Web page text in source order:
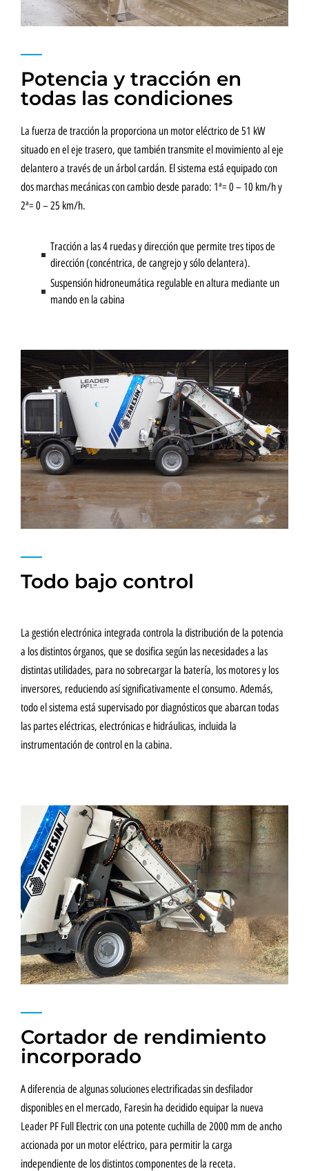
Potencia y tracción en
todas las condiciones
La fuerza de tracción la proporciona un motor eléctrico de 51 kW
situado en el eje trasero, que también transmite el movimiento al eje
delantero a través de un árbol cardán. El sistema está equipado con
dos marchas mecánicas con cambio desde parado: 1ª= 0 – 10 km/h y
2ª= 0 – 25 km/h.
Tracción a las 4 ruedas y dirección que permite tres tipos de
dirección (concéntrica, de cangrejo y sólo delantera).
Suspensión hidroneumática regulable en altura mediante un
mando en la cabina
Todo bajo control
La gestión electrónica integrada controla la distribución de la potencia
a los distintos órganos, que se dosifica según las necesidades a las
distintas utilidades, para no sobrecargar la batería, los motores y los
inversores, reduciendo así significativamente el consumo. Además,
todo el sistema está supervisado por diagnósticos que abarcan todas
las partes eléctricas, electrónicas e hidráulicas, incluida la
instrumentación de control en la cabina.
Cortador de rendimiento
incorporado
A diferencia de algunas soluciones electrificadas sin desfilador
disponibles en el mercado, Faresin ha decidido equipar la nueva
Leader PF Full Electric con una potente cuchilla de 2000 mm de ancho
accionada por un motor eléctrico, para permitir la carga
independiente de los distintos componentes de la receta.